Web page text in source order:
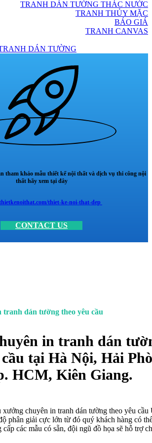
TRANH DÁN TƯỜNG THÁC NƯỚC
TRANH THỦY MẶC
BÁO GIÁ
TRANH CANVAS
DÁN TƯỜNG
tham khảo mẫu thiết kế nội thất và dịch vụ thi công nội
thất hãy xem tại đây
thiet-ke-noi-that-dep
CONTACT US
tranh dán tường theo yêu cầu
in tranh dán
tại Hà Nội, Hải
HCM, Kiên Giang.
chuyên in tranh dán tường theo yêu
phân giải cực lớn từ đó quý khách hàng có
cấp các mẫu có sẵn, đội ngũ đồ họa sẽ hỗ trợ